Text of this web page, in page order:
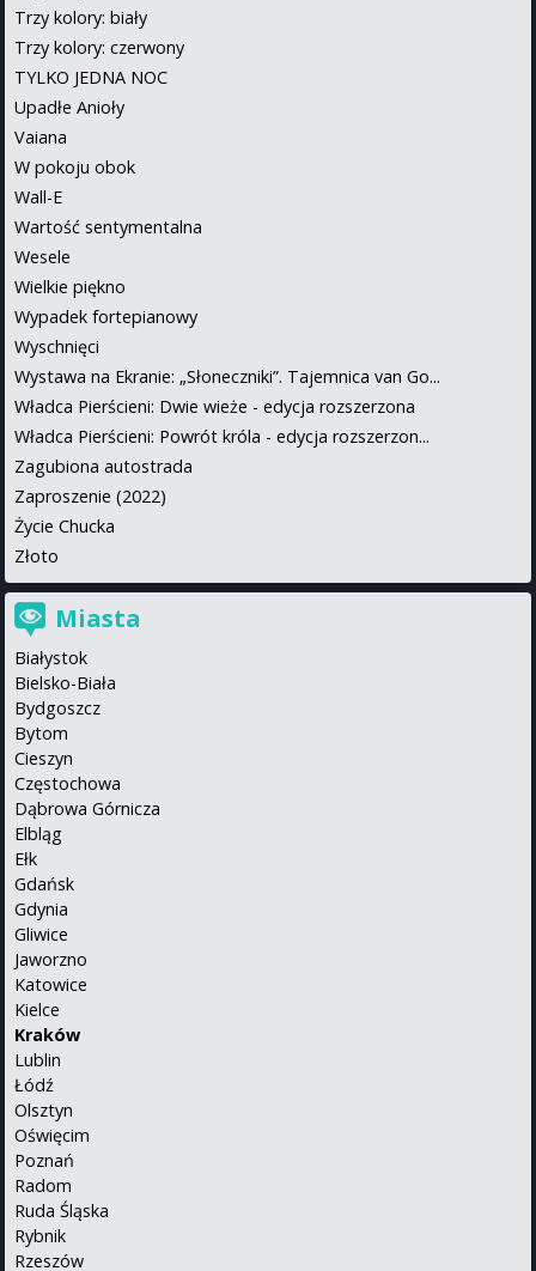
Trzy kolory: biały
Trzy kolory: czerwony
TYLKO JEDNA NOC
Upadłe Anioły
Vaiana
W pokoju obok
Wall-E
Wartość sentymentalna
Wesele
Wielkie piękno
Wypadek fortepianowy
Wyschnięci
Wystawa na Ekranie: „Słoneczniki”. Tajemnica van Go...
Władca Pierścieni: Dwie wieże - edycja rozszerzona
Władca Pierścieni: Powrót króla - edycja rozszerzon...
Zagubiona autostrada
Zaproszenie (2022)
Życie Chucka
Złoto
Miasta
Białystok
Bielsko-Biała
Bydgoszcz
Bytom
Cieszyn
Częstochowa
Dąbrowa Górnicza
Elbląg
Ełk
Gdańsk
Gdynia
Gliwice
Jaworzno
Katowice
Kielce
Kraków
Lublin
Łódź
Olsztyn
Oświęcim
Poznań
Radom
Ruda Śląska
Rybnik
Rzeszów